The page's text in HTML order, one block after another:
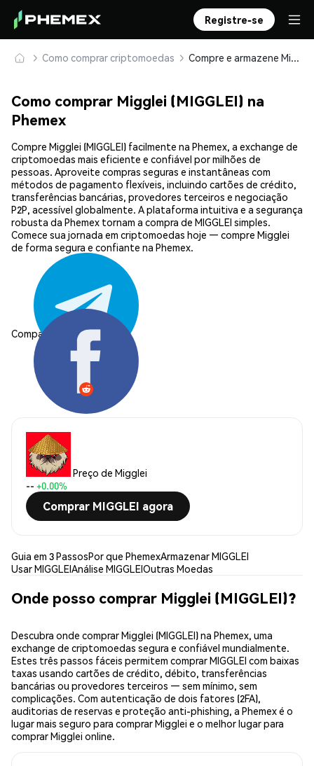
Registre-se
Como comprar criptomoedas Compre e armazene Migglei (MIGGLEI) com segurança
Como comprar Migglei (MIGGLEI) na
Phemex
Compre Migglei (MIGGLEI) facilmente na Phemex, a exchange de
criptomoedas mais eficiente e confiável por milhões de
pessoas. Aproveite compras seguras e instantâneas com
métodos de pagamento flexíveis, incluindo cartões de crédito,
transferências bancárias, provedores terceiros e negociação
P2P, acessível globalmente. A plataforma intuitiva e a segurança
robusta da Phemex tornam a compra de MIGGLEI simples.
Comece sua jornada em criptomoedas hoje — compre Migglei
de forma segura e confiante na Phemex.
Compartilhar:
Preço de Migglei
-- +0.00%
Comprar MIGGLEI agora
Guia em 3 PassosPor que PhemexArmazenar MIGGLEI
Usar MIGGLEIAnálise MIGGLEIOutras Moedas
Onde posso comprar Migglei (MIGGLEI)?
Descubra onde comprar Migglei (MIGGLEI) na Phemex, uma
exchange de criptomoedas segura e confiável mundialmente.
Estes três passos fáceis permitem comprar MIGGLEI com baixas
taxas usando cartões de crédito, débito, transferências
bancárias ou provedores terceiros — sem mínimo, sem
complicações. Com autenticação de dois fatores (2FA),
auditorias de reservas e proteção anti-phishing, a Phemex é o
lugar mais seguro para comprar Migglei e o melhor lugar para
comprar Migglei online.